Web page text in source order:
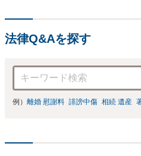
法律Q&Aを探す
例） 離婚 慰謝料 誹謗中傷 相続 遺産